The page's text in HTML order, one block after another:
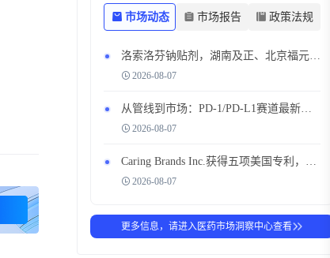
市场动态 市场报告 政策法规
2026-08-07
2026-08-07
2026-08-07
更多信息，请进入医药市场洞察中心查看